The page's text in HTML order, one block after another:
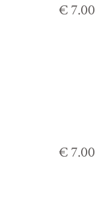
€ 7.00
€ 7.00